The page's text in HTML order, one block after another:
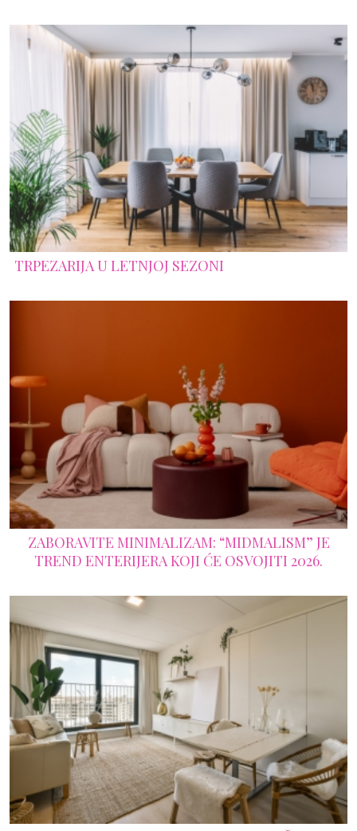
TRPEZARIJA U LETNJOJ SEZONI
ZABORAVITE MINIMALIZAM: “MIDMALISM” JE
TREND ENTERIJERA KOJI ĆE OSVOJITI 2026.